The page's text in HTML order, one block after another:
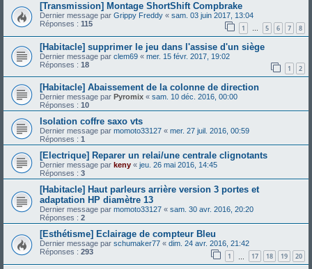
[Transmission] Montage ShortShift Compbrake
Dernier message par Grippy Freddy « sam. 03 juin 2017, 13:04
Réponses : 115 1 … 5 6 7 8
[Habitacle] supprimer le jeu dans l'assise d'un siège
Dernier message par clem69 « mer. 15 févr. 2017, 19:02
Réponses : 18 1 2
[Habitacle] Abaissement de la colonne de direction
Dernier message par Pyromix « sam. 10 déc. 2016, 00:00
Réponses : 10
Isolation coffre saxo vts
Dernier message par momoto33127 « mer. 27 juil. 2016, 00:59
Réponses : 1
[Electrique] Reparer un relai/une centrale clignotants
Dernier message par keny « jeu. 26 mai 2016, 14:45
Réponses : 3
[Habitacle] Haut parleurs arrière version 3 portes et
adaptation HP diamètre 13
Dernier message par momoto33127 « sam. 30 avr. 2016, 20:20
Réponses : 2
[Esthétisme] Eclairage de compteur Bleu
Dernier message par schumaker77 « dim. 24 avr. 2016, 21:42
Réponses : 293 1 17 18 19 20